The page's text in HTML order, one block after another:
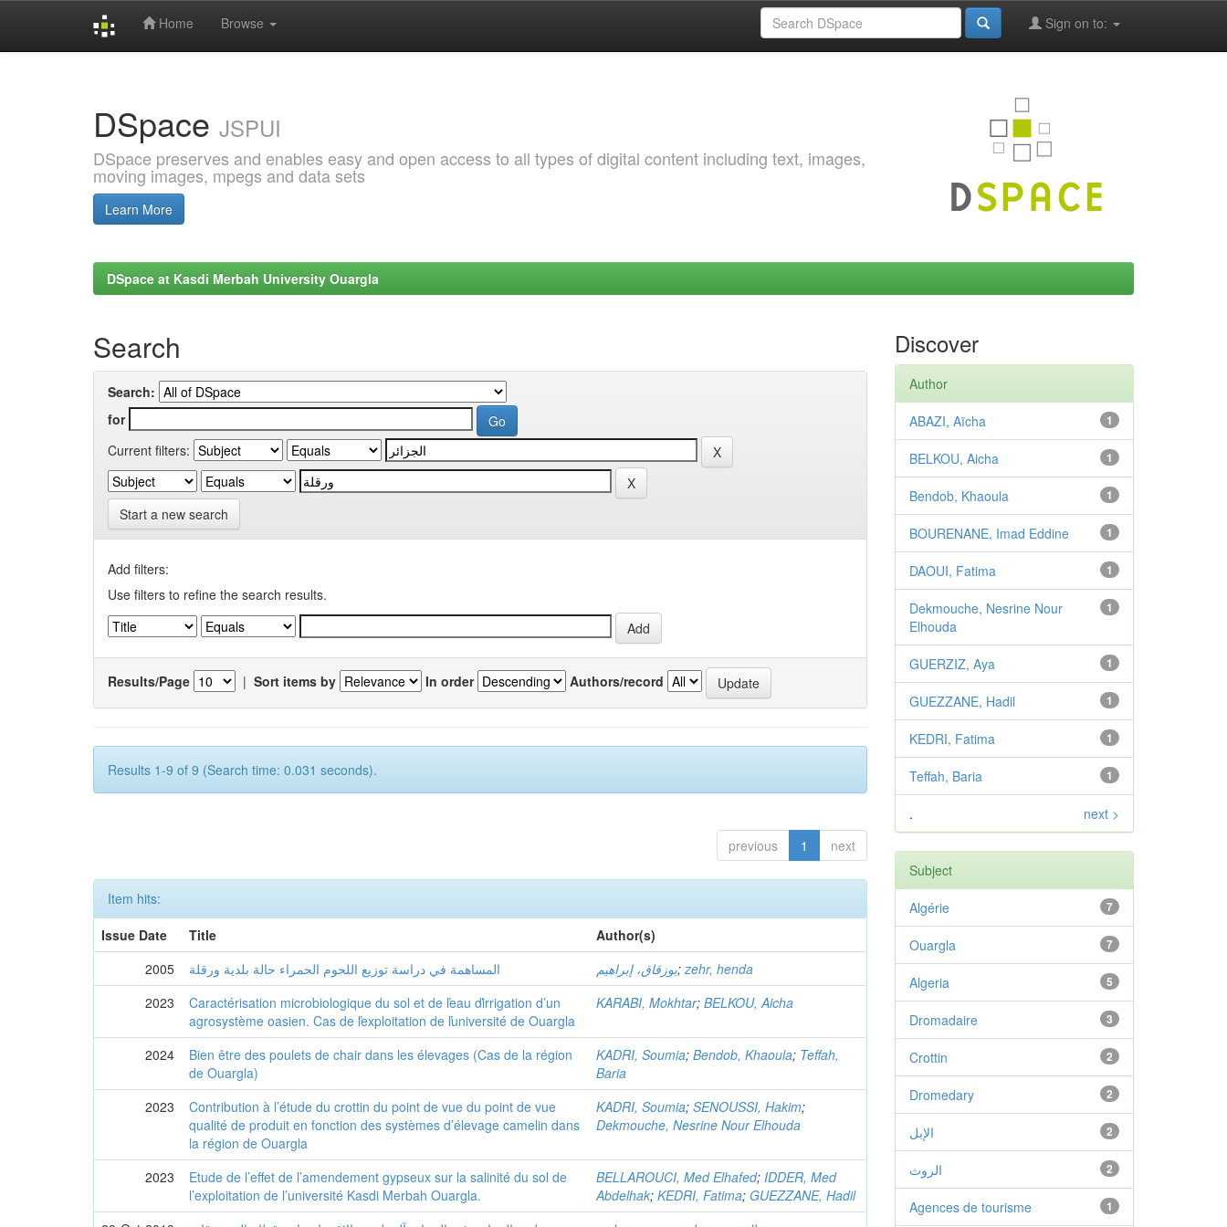
Home Browse Sign on to:
DSpace JSPUI
DSpace preserves and enables easy and open access to all types of digital content including text, images,
moving images, mpegs and data sets
Learn More
DSpace at Kasdi Merbah University Ouargla
Search
Search:
for
Current filters:
Start a new search
Add filters:
Use filters to refine the search results.
Results/Page | Sort items by In order Authors/record
Results 1-9 of 9 (Search time: 0.031 seconds).
previous 1 next
Item hits:
Issue Date
Title
Author(s)
2005
المساهمة في دراسة توزيع اللحوم الحمراء حالة بلدية ورقلة بوزقاق، إبراهيم;zehr, henda
2023
Caractérisation microbiologique du sol et de ľeau ďirrigation d’un
agrosystème oasien. Cas de ľexploitation de ľuniversité de Ouargla
KARABI, Mokhtar;BELKOU, Aicha
2024
Bien être des poulets de chair dans les élevages (Cas de la région
de Ouargla)
KADRI, Soumia;Bendob, Khaoula; Teffah,
Baria
2023
Contribution à l’étude du crottin du point de vue du point de vue
qualité de produit en fonction des systèmes d’élevage camelin dans
la région de Ouargla
KADRI, Soumia;SENOUSSI, Hakim;
Dekmouche, Nesrine Nour Elhouda
2023
Etude de l’effet de l’amendement gypseux sur la salinité du sol de
l’exploitation de l’université Kasdi Merbah Ouargla.
BELLAROUCI, Med Elhafed;IDDER, Med
Abdelhak;KEDRI, Fatima; GUEZZANE, Hadil
Discover
Author
1
ABAZI, Aïcha
1
BELKOU, Aicha
1
Bendob, Khaoula
1
BOURENANE, Imad Eddine
1
DAOUI, Fatima
1
Dekmouche, Nesrine Nour
Elhouda
1
GUERZIZ, Aya
1
GUEZZANE, Hadil
1
KEDRI, Fatima
1
Teffah, Baria
. next >
Subject
7
Algérie
7
Ouargla
5
Algeria
3
Dromadaire
2
Crottin
2
Dromedary
2 الإبل
2 الروث
1
Agences de tourisme